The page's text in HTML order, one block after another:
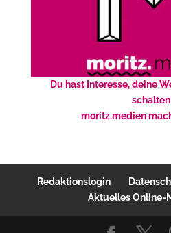
Du hast Interesse, deine
moritz.medien
Redaktionslogin
Aktuelles Online-